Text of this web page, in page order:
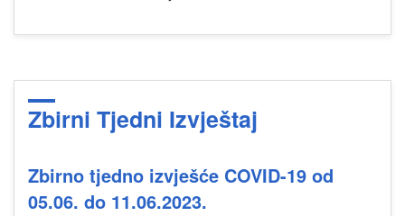
Zbirni Tjedni Izvještaj
Zbirno tjedno izvješće COVID-19 od
05.06. do 11.06.2023.